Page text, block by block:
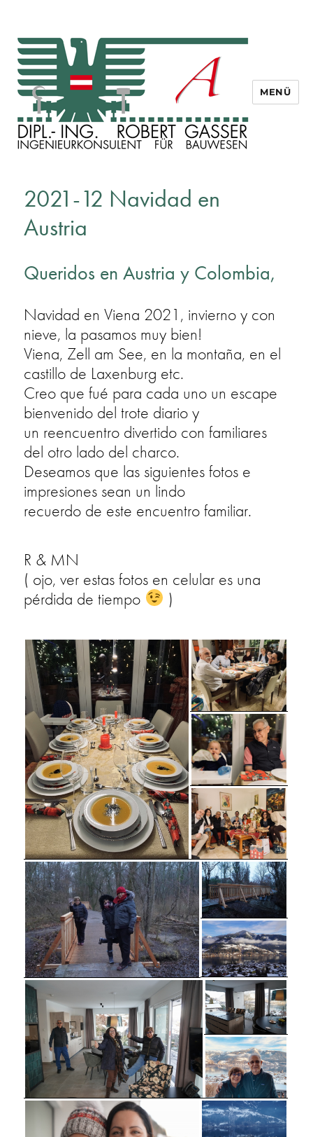
MENÜ
2021-12 Navidad en
Austria
Queridos en Austria y Colombia,
Navidad en Viena 2021, invierno y con
nieve, la pasamos muy bien!
Viena, Zell am See, en la montaña, en el
castillo de Laxenburg etc.
Creo que fué para cada uno un escape
bienvenido del trote diario y
un reencuentro divertido con familiares
del otro lado del charco.
Deseamos que las siguientes fotos e
impresiones sean un lindo
recuerdo de este encuentro familiar.
R & MN
( ojo, ver estas fotos en celular es una
pérdida de tiempo
)